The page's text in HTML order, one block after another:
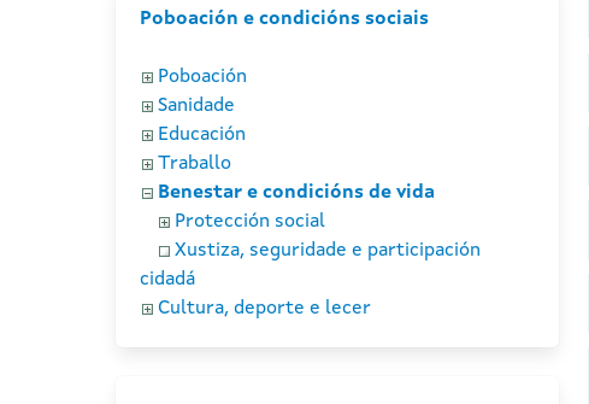
Poboación e condicións sociais
Poboación
Sanidade
Educación
Traballo
Benestar e condicións de vida
Protección social
Xustiza, seguridade e participación
cidadá
Cultura, deporte e lecer